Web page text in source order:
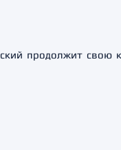
продолжит свою